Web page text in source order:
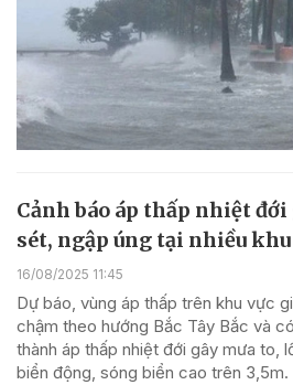
Cảnh báo áp thấp nhiệt
sét, ngập úng tại nhiều
16/08/2025 11:45
Dự báo, vùng áp thấp trên khu vực
chậm theo hướng Bắc Tây Bắc và
thành áp thấp nhiệt đới gây mưa to,
biển động, sóng biển cao trên 3,5m.